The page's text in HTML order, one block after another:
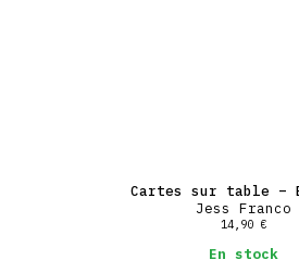
Cartes sur table –
Jess Franco
14,90 €
En stock